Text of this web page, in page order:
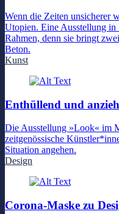
Wenn die Zeiten unsicherer
Utopien. Eine Ausstellung in
Rahmen, denn sie bringt
Beton.
Kunst
Enthüllend und
Die Ausstellung »Look« im
zeitgenössische
Situation angehen.
Design
Corona-Maske zu